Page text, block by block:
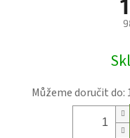
Můžeme doručit do: